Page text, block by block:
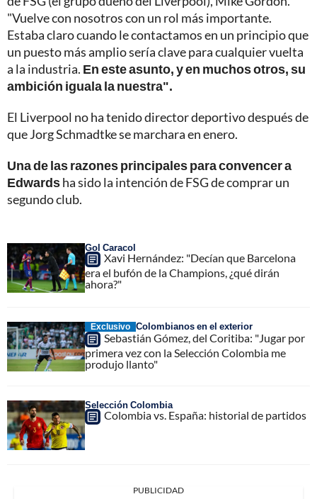
"Vuelve con nosotros con un rol más importante.
Estaba claro cuando le contactamos en un principio que
un puesto más amplio sería clave para cualquier vuelta
a la industria. En este asunto, y en muchos otros, su
ambición iguala la nuestra".
El Liverpool no ha tenido director deportivo después de
que Jorg Schmadtke se marchara en enero.
Una de las razones principales para convencer a
Edwardsha sido la intención de FSG de comprar un
segundo club.
Gol Caracol
Xavi Hernández: "Decían que Barcelona
era el bufón de la Champions, ¿qué dirán
ahora?"
Exclusivo Colombianos en el exterior
Sebastián Gómez, del Coritiba: "Jugar por
primera vez con la Selección Colombia me
produjo llanto"
Selección Colombia
Colombia vs. España: historial de partidos
PUBLICIDAD